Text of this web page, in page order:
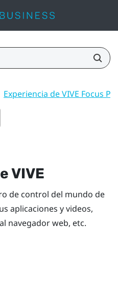
Experiencia de VIVE Focus
VIVE
de control del mundo de
aplicaciones y videos,
navegador web, etc.